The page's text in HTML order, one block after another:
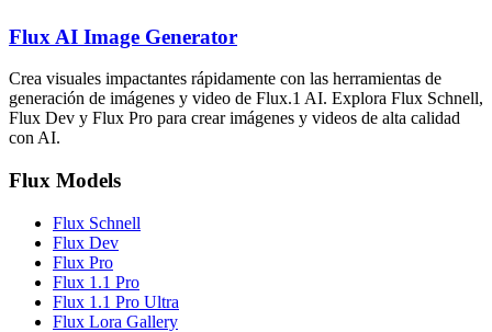
Flux AI Image Generator
Crea visuales impactantes rápidamente con las herramientas de
generación de imágenes y video de Flux.1 AI. Explora Flux Schnell,
Flux Dev y Flux Pro para crear imágenes y videos de alta calidad
con AI.
Flux Models
Flux Schnell
Flux Dev
Flux Pro
Flux 1.1 Pro
Flux 1.1 Pro Ultra
Flux Lora Gallery